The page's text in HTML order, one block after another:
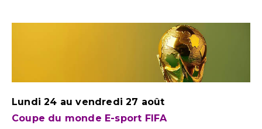
Lundi 24 au vendredi 27 août
Coupe du monde E-sport FIFA